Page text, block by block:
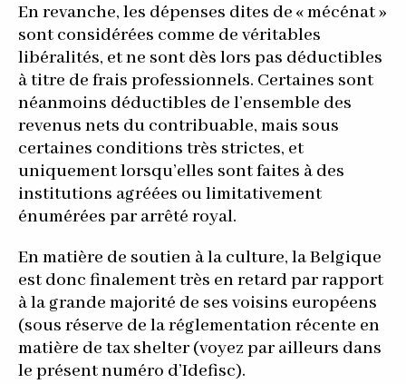
En revanche, les dépenses dites de « mécénat »
sont considérées comme de véritables
libéralités, et ne sont dès lors pas déductibles
à titre de frais professionnels. Certaines sont
néanmoins déductibles de l’ensemble des
revenus nets du contribuable, mais sous
certaines conditions très strictes, et
uniquement lorsqu’elles sont faites à des
institutions agréées ou limitativement
énumérées par arrêté royal.
En matière de soutien à la culture, la Belgique
est donc finalement très en retard par rapport
à la grande majorité de ses voisins européens
(sous réserve de la réglementation récente en
matière de tax shelter (voyez par ailleurs dans
le présent numéro d’Idefisc).